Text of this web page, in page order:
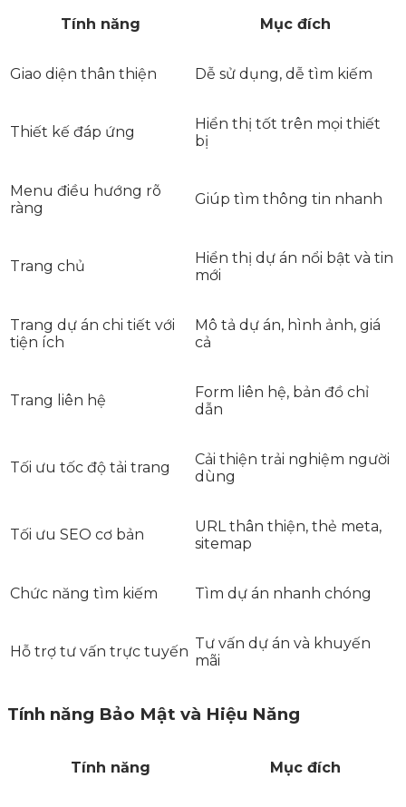
Tính năng Mục đích
Giao diện thân thiện Dễ sử dụng, dễ tìm kiếm
Thiết kế đáp ứng
Hiển thị tốt trên mọi thiết
bị
Menu điều hướng rõ
ràng
Giúp tìm thông tin nhanh
Trang chủ
Hiển thị dự án nổi bật và tin
mới
Trang dự án chi tiết với
tiện ích
Mô tả dự án, hình ảnh, giá
cả
Trang liên hệ
Form liên hệ, bản đồ chỉ
dẫn
Tối ưu tốc độ tải trang
Cải thiện trải nghiệm người
dùng
Tối ưu SEO cơ bản
URL thân thiện, thẻ meta,
sitemap
Chức năng tìm kiếm Tìm dự án nhanh chóng
Hỗ trợ tư vấn trực tuyến Tư vấn dự án và khuyến
mãi
Tính năng Bảo Mật và Hiệu Năng
Tính năng Mục đích